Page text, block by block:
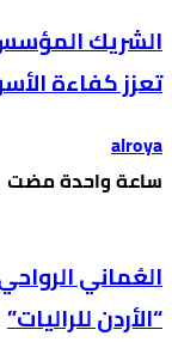
الشريك
تعزز كفاءة
alroya
‫‫‫‏‫ساعة واحدة مضت‬
العُماني
“الأردن للراليات”